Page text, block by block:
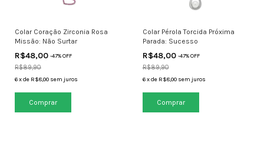
Colar Coração Zirconia Rosa
Missão: Não Surtar
R$48,00 -47% OFF
R$89,90
6xde R$8,00 sem juros
Colar Pérola Torcida Próxima
Parada: Sucesso
R$48,00 -47% OFF
R$89,90
6 xde R$8,00 sem juros